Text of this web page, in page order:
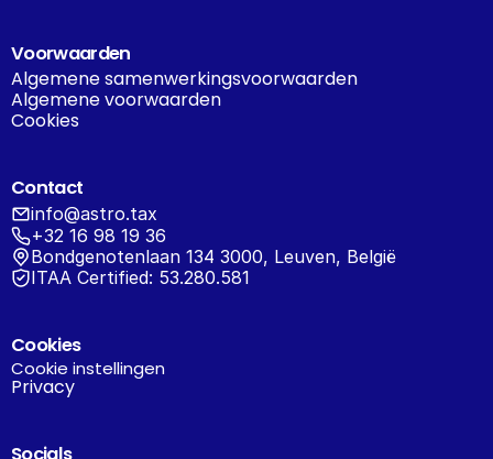
Voorwaarden
Algemene samenwerkingsvoorwaarden
Algemene voorwaarden
Cookies
Contact
info@astro.tax
+32 16 98 19 36
Bondgenotenlaan 134 3000, Leuven, België
ITAA Certified: 53.280.581
Cookies
Cookie instellingen
Privacy